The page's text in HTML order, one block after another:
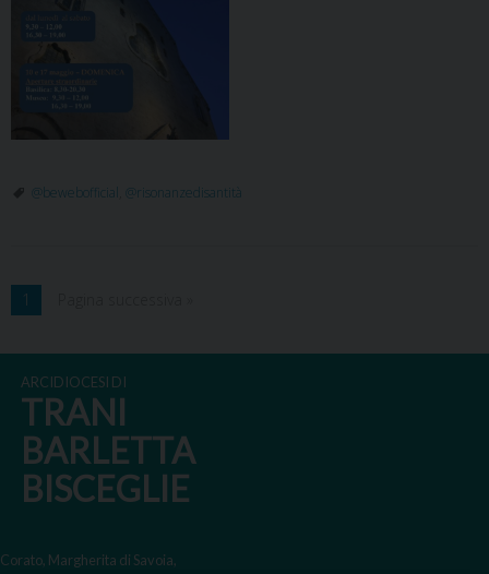
@bewebofficial @risonanzedisantità
1
ARCIDIOCESI DI
TRANI
BARLETTA
BISCEGLIE
Corato, Margherita di Savoia,